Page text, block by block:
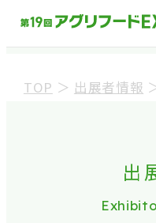
展示会
来場登
来場事前
※業界関係者を対
TOP ＞ 出展者情報
出